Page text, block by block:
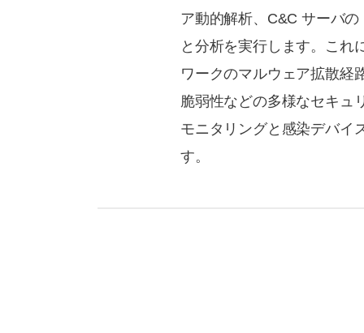
ア動的解析、C&C サーバ
と分析を実行します。これ
ワークのマルウェア拡散経
脆弱性などの多様なセキュ
モニタリングと感染デバイ
す。